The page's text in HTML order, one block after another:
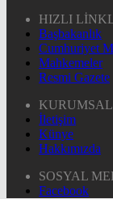
HIZLI
Başbakanlık
Cumhuriyet
Mahkemeler
Resmi Gazete
KURUMSAL
İletişim
Künye
Hakkımızda
SOSYAL
Facebook